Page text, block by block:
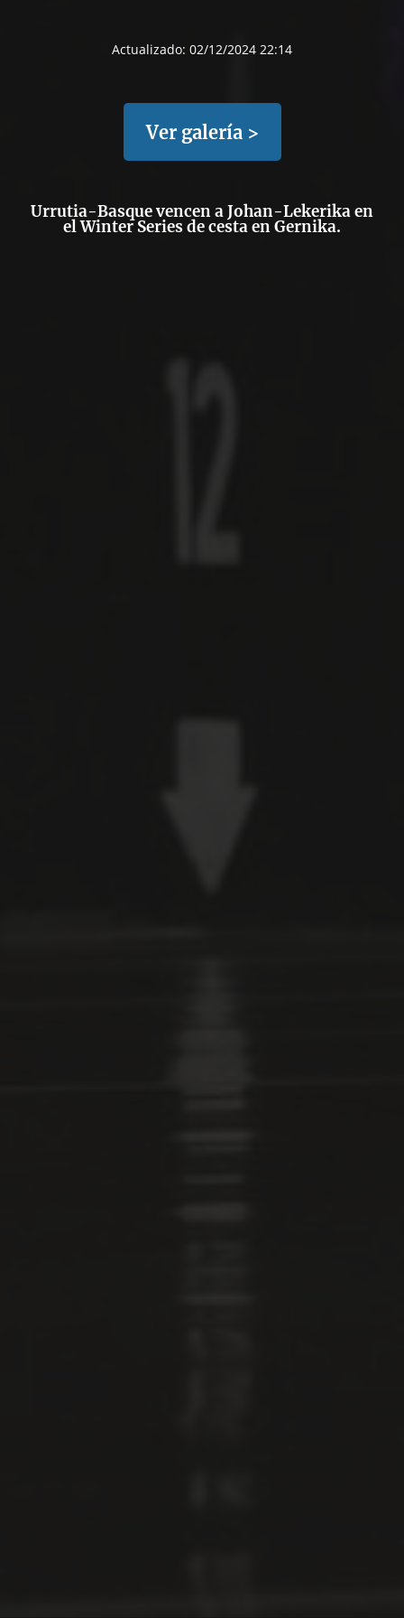
Actualizado: 02/12/2024 22:14
Ver galería >
Urrutia-Basque vencen a Johan-Lekerika en
el Winter Series de cesta en Gernika.